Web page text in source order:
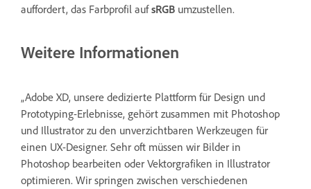
auffordert, das Farbprofil aufsRGB umzustellen.
Weitere Informationen
„Adobe XD, unsere dedizierte Plattform für Design und
Prototyping-Erlebnisse, gehört zusammen mit Photoshop
und Illustrator zu den unverzichtbaren Werkzeugen für
einen UX-Designer. Sehr oft müssen wir Bilder in
Photoshop bearbeiten oder Vektorgrafiken in Illustrator
optimieren. Wir springen zwischen verschiedenen